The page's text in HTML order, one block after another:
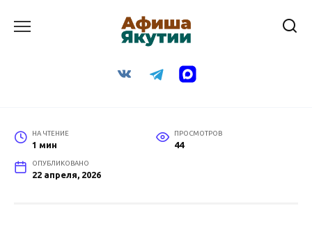
НА ЧТЕНИЕ
1 мин
ПРОСМОТРОВ
44
ОПУБЛИКОВАНО
22 апреля, 2026